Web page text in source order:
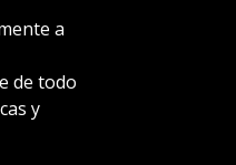
a
de todo
y